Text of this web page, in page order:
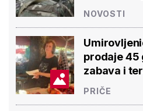
NOVOSTI
prodaje 45
zabava i
PRIČE